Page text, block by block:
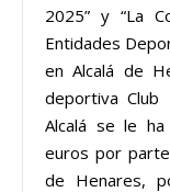
2025” y “La
Entidades
en Alcalá de
deportiva Club
Alcalá se le
euros por
de Henares,